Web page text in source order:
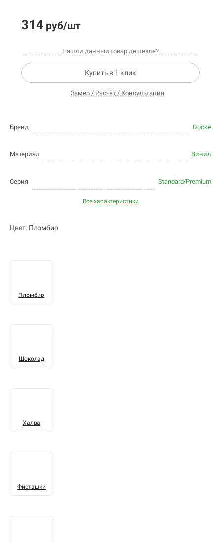
314 руб/шт
Нашли данный товар дешевле?
Купить в 1 клик
Замер / Расчёт / Консультация
Бренд Docke
Материал Винил
Серия Standard/Premium
Все характеристики
Цвет: Пломбир
Пломбир
Шоколад
Халва
Фисташки